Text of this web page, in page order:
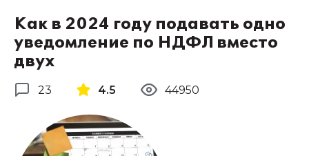
Как в 2024 году подавать одно
уведомление по НДФЛ вместо
двух
23 4.5 44950